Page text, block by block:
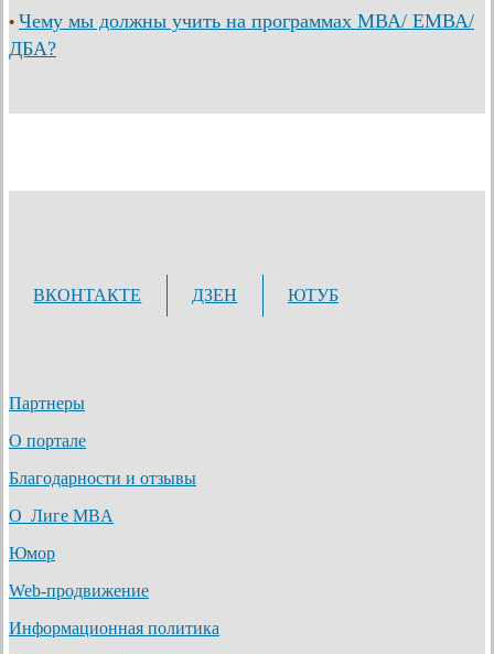
• Чему мы должны учить на программах МВА/ ЕМВА/
ДБА?
ВКОНТАКТЕ ДЗЕН ЮТУБ
Партнеры
О портале
Благодарности и отзывы
О Лиге MBA
Юмор
Web-продвижение
Информационная политика